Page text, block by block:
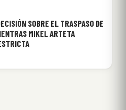
SOBRE EL TRASPASO DE
MIKEL ARTETA